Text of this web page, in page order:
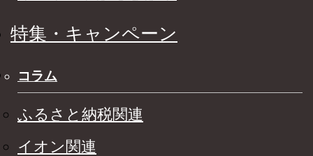
特集・キャンペーン
コラム
ふるさと納税関連
イオン関連